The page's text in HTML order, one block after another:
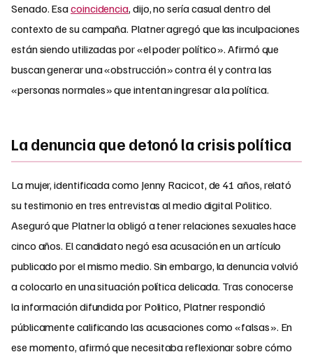
Senado. Esacoincidencia, dijo, no sería casual dentro del
contexto de su campaña. Platner agregó que las inculpaciones
están siendo utilizadas por «el poder político». Afirmó que
buscan generar una «obstrucción» contra él y contra las
«personas normales» que intentan ingresar a la política.
La denuncia que detonó la crisis política
La mujer, identificada como Jenny Racicot, de 41 años, relató
su testimonio en tres entrevistas al medio digital Politico.
Aseguró que Platner la obligó a tener relaciones sexuales hace
cinco años. El candidato negó esa acusación en un artículo
publicado por el mismo medio. Sin embargo, la denuncia volvió
a colocarlo en una situación política delicada. Tras conocerse
la información difundida por Politico, Platner respondió
públicamente calificando las acusaciones como «falsas». En
ese momento, afirmó que necesitaba reflexionar sobre cómo